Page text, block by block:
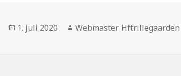
Udgivet
1. juli 2020 Forfatter
Webmaster Hftrillegaarden